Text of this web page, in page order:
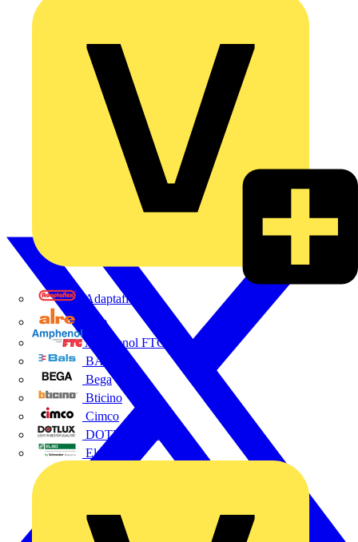
Adaptaflex
Alre
Amphenol FTG
BALS
Bega
Bticino
Cimco
DOTLUX GmbH
Elso